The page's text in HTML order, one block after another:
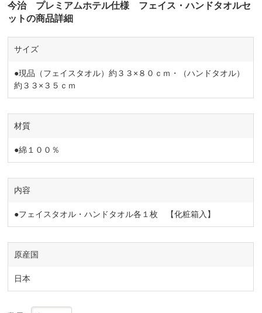
今治 プレミアムホテル仕様 フェイス・ハンドタオルセ
ットの商品詳細
サイズ
●現品（フェイスタオル）約３３×８０ｃｍ・（ハンドタオル）
約３３×３５ｃｍ
材質
●綿１００％
内容
●フェイスタオル・ハンドタオル各１枚 【化粧箱入】
原産国
日本